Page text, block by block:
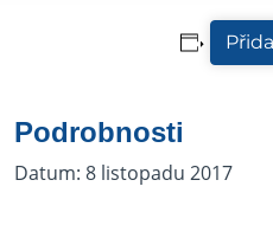
Podrobnosti
Datum: 8 listopadu 2017